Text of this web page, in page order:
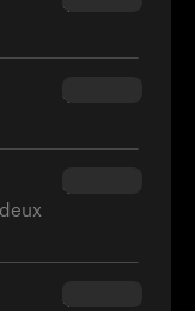
$54.90
$34.95
$160.00